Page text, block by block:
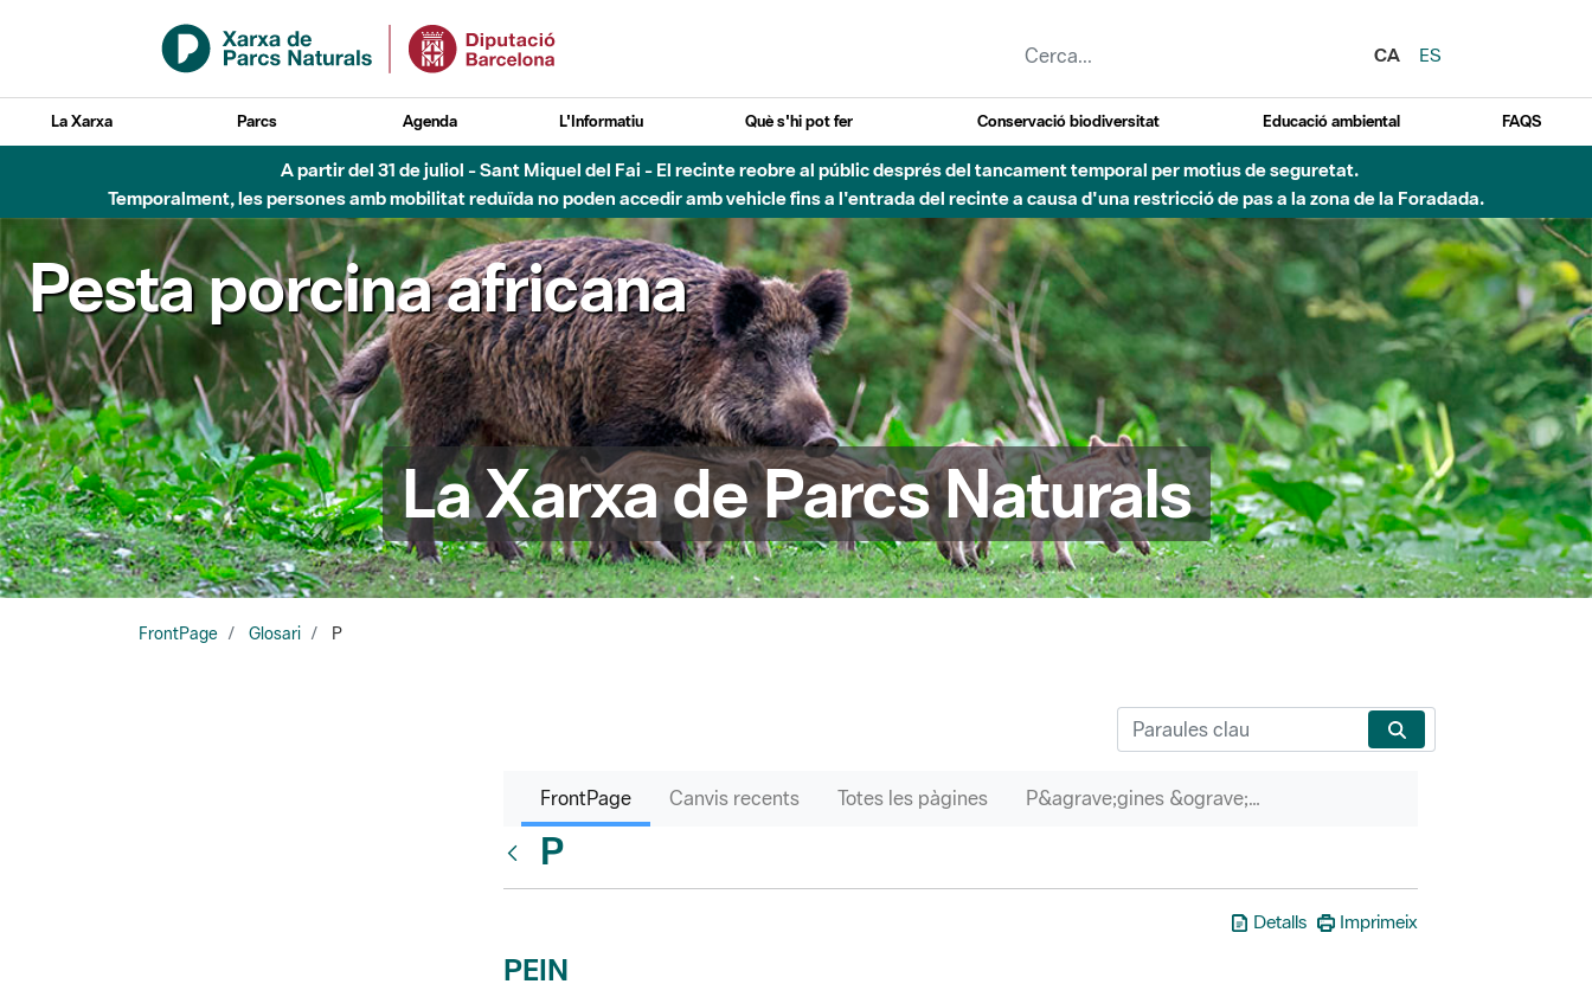
Salta al contingut principal
CA
ES
La Xarxa Parcs Agenda L'Informatiu Què s'hi pot fer Conservació biodiversitat Educació ambiental FAQS
6 d'agost - Parc Fluvial Besòs - Activació de la Fase d'Alerta del Parc Fluvial del Besòs per pluges intenses.
Tancats els accessos al Parc.
Pesta porcina africana
La Xarxa de Parcs Naturals
FrontPage Glosari P
FrontPage Canvis recents Totes les pàgines P&agrave;gines &ograve;rfenes
P
Detalls Imprimeix
PEIN